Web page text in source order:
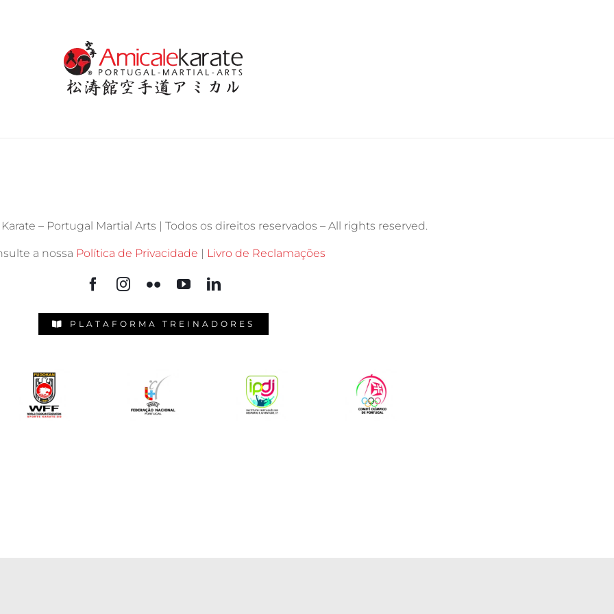
– Portugal Martial Arts | Todos os direitos reservados – All rights reserved.
a nossa Política de Privacidade | Livro de Reclamações
PLATAFORMA TREINADORES